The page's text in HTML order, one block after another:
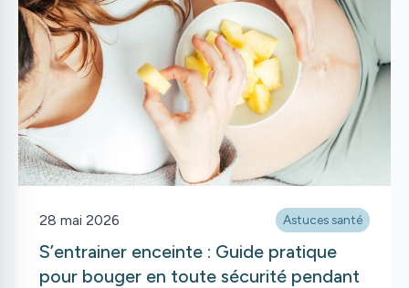
28 mai 2026 Astuces santé
S’entrainer enceinte : Guide pratique
pour bouger en toute sécurité pendant